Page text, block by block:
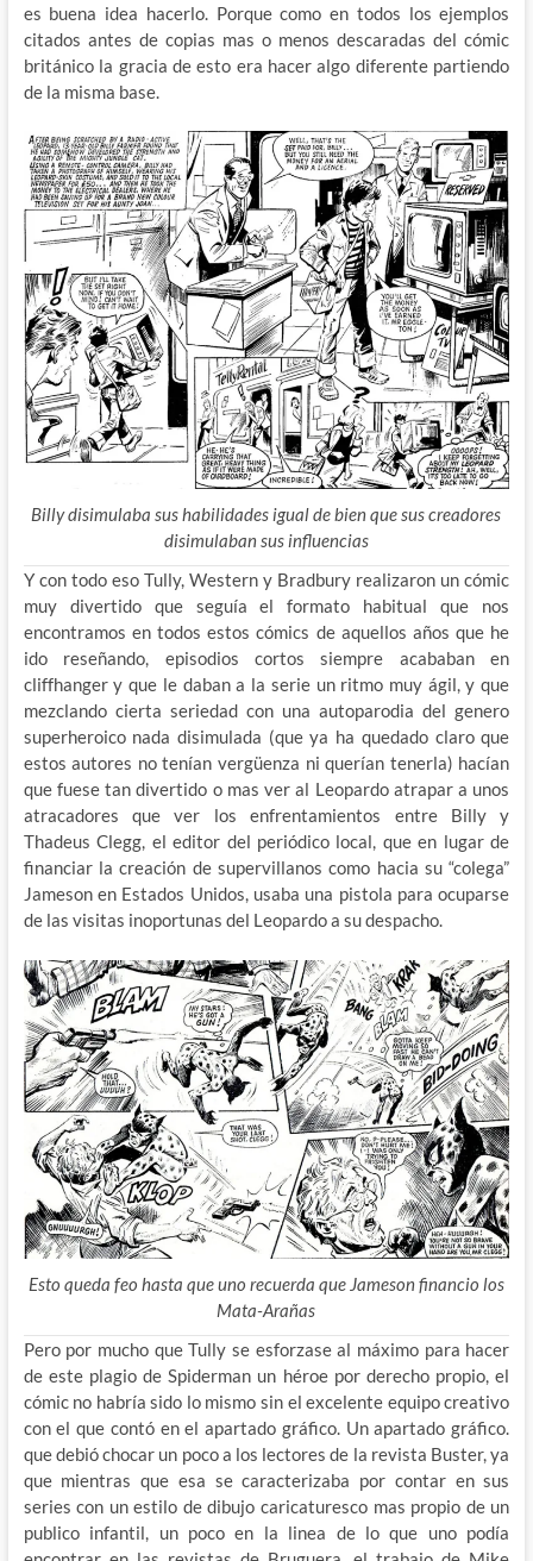
es buena idea hacerlo. Porque como en todos los ejemplos
citados antes de copias mas o menos descaradas del cómic
británico la gracia de esto era hacer algo diferente partiendo
de la misma base.
Billy disimulaba sus habilidades igual de bien que sus creadores
disimulaban sus influencias
Y con todo eso Tully, Western y Bradbury realizaron un cómic
muy divertido que seguía el formato habitual que nos
encontramos en todos estos cómics de aquellos años que he
ido reseñando, episodios cortos siempre acababan en
cliffhanger y que le daban a la serie un ritmo muy ágil, y que
mezclando cierta seriedad con una autoparodia del genero
superheroico nada disimulada (que ya ha quedado claro que
estos autores no tenían vergüenza ni querían tenerla) hacían
que fuese tan divertido o mas ver al Leopardo atrapar a unos
atracadores que ver los enfrentamientos entre Billy y
Thadeus Clegg, el editor del periódico local, que en lugar de
financiar la creación de supervillanos como hacia su “colega”
Jameson en Estados Unidos, usaba una pistola para ocuparse
de las visitas inoportunas del Leopardo a su despacho.
Esto queda feo hasta que uno recuerda que Jameson financio los
Mata-Arañas
Pero por mucho que Tully se esforzase al máximo para hacer
de este plagio de Spiderman un héroe por derecho propio, el
cómic no habría sido lo mismo sin el excelente equipo creativo
con el que contó en el apartado gráfico. Un apartado gráfico.
que debió chocar un poco a los lectores de la revista Buster, ya
que mientras que esa se caracterizaba por contar en sus
series con un estilo de dibujo caricaturesco mas propio de un
publico infantil, un poco en la linea de lo que uno podía